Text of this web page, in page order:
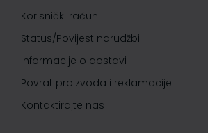
Korisnički račun
Status/Povijest narudžbi
Informacije o dostavi
Povrat proizvoda i reklamacije
Kontaktirajte nas